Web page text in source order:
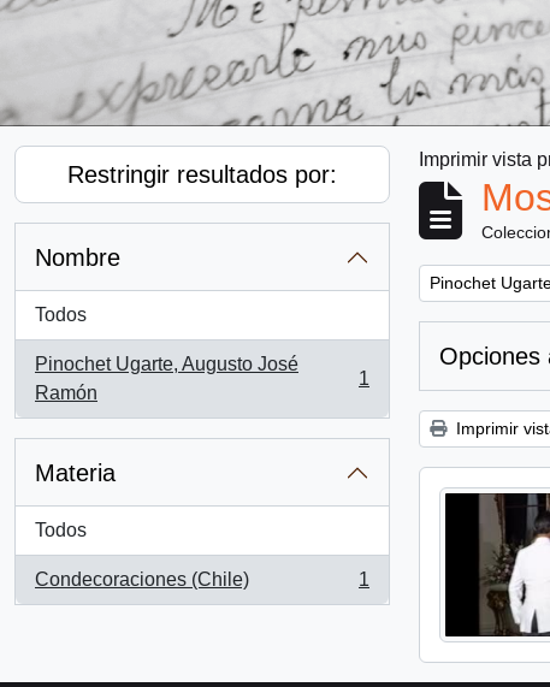
Restringir resultados por:
Nombre
Todos
Pinochet Ugarte, Augusto José
Ramón
, 1 resultados
1
Materia
Todos
Condecoraciones (Chile)
, 1 resultados
1
Imprimir vista
Remove filter:
Pinochet
Opciones
Imprimir